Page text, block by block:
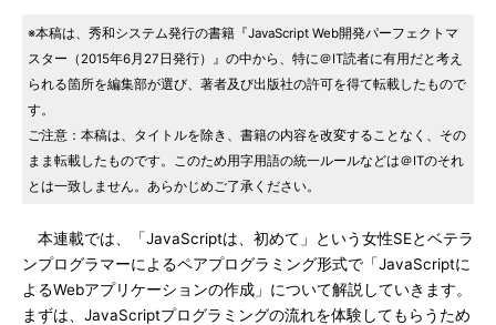
※本稿は、秀和システム発行の書籍『JavaScript Web開発パーフェクトマ
スター（2015年6月27日発行）』の中から、特に＠IT読者に有用だと考え
られる箇所を編集部が選び、著者及び出版社の許可を得て転載したもので
す。
ご注意：本稿は、タイトルを除き、書籍の内容を改変することなく、その
まま転載したものです。このため用字用語の統一ルールなどは＠ITのそれ
とは一致しません。あらかじめご了承ください。
本連載では、「JavaScriptは、初めて」という女性SEとベテラ
ンプログラマーによるペアプログラミング形式で「JavaScriptに
よるWebアプリケーションの作成」について解説していきます。
まずは、JavaScriptプログラミングの流れを体験してもらうため